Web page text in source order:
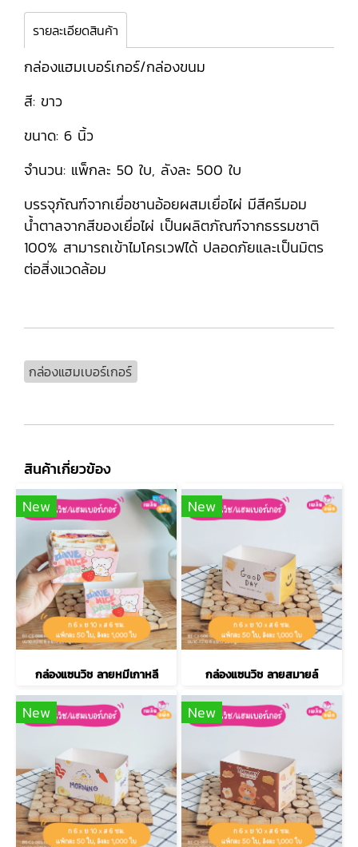
รายละเอียดสินค้า
กล่องแฮมเบอร์เกอร์/กล่องขนม
สี: ขาว
ขนาด: 6 นิ้ว
จำนวน: แพ็กละ 50 ใบ, ลังละ 500 ใบ
บรรจุภัณฑ์จากเยื่อชานอ้อยผสมเยื่อไผ่ มีสีครีมอม
น้ำตาลจากสีของเยื่อไผ่ เป็นผลิตภัณฑ์จากธรรมชาติ
100% สามารถเข้าไมโครเวฟได้ ปลอดภัยและเป็นมิตร
ต่อสิ่งแวดล้อม
กล่องแฮมเบอร์เกอร์
สินค้าเกี่ยวข้อง
New
กล่องแซนวิช ลายหมีเกาหลี
New
กล่องแซนวิช ลายสมายล์
New New